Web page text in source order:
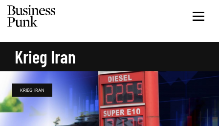
Krieg Iran
KRIEG IRAN